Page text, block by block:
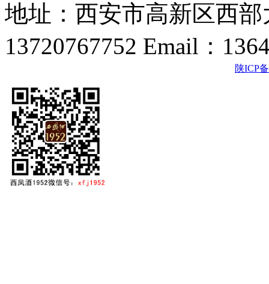
地址：西安市高新区西
13720767752 Email：
陕ICP